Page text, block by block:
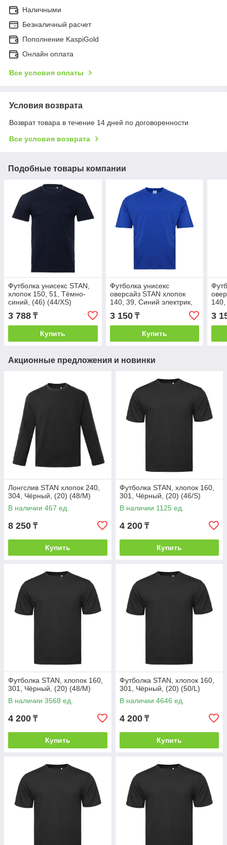
Наличными
Безналичный расчет
Пополнение KaspiGold
Онлайн оплата
Все условия оплаты
Условия возврата
Возврат товара в течение 14 дней по договоренности
Все условия возврата
Подобные товары компании
Футболка унисекс STAN,
хлопок 150, 51, Тёмно-
синий, (46) (44/XS)
3 788 ₸
Купить
Футболка унисекс
оверсайз STAN хлопок
140, 39, Синий электрик,
(47) (44/XS)
3 150₸
Купить
140,
3
Акционные предложения и новинки
Лонгслив STAN хлопок 240,
304, Чёрный, (20) (48/M)
В наличии 467 ед.
8 250 ₸
Купить
Футболка STAN, хлопок 160,
301, Чёрный, (20) (46/S)
В наличии 1125 ед.
4 200 ₸
Купить
Футболка STAN, хлопок 160,
301, Чёрный, (20) (48/M)
В наличии 3568 ед.
4 200 ₸
Купить
Футболка STAN, хлопок 160,
301, Чёрный, (20) (50/L)
В наличии 4646 ед.
4 200 ₸
Купить